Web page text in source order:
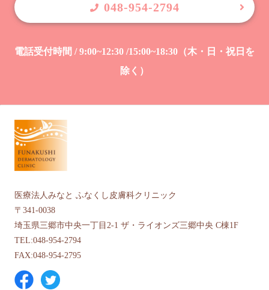
048-954-2794
電話受付時間 / 9:00~12:30 /15:00~18:30（木・日・祝日を
除く）
医療法人みなと ふなくし皮膚科クリニック
〒341-0038
埼玉県三郷市中央一丁目2-1 ザ・ライオンズ三郷中央 C棟1F
TEL:048-954-2794
FAX:048-954-2795